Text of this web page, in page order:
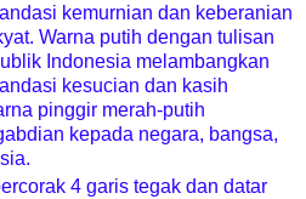
kemurnian dan keberanian
Warna putih dengan tulisan
Indonesia melambangkan
kesucian dan kasih
pinggir merah-putih
kepada negara, bangsa,
4 garis tegak dan datar